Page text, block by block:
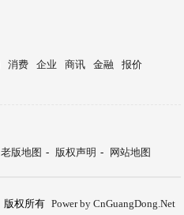
消费 企业 商讯 金融
报价
老版地图 - 版权声明 - 网站地图
版权所有 Power by CnGuangDong.Net